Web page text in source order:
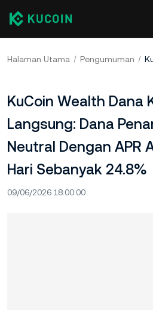
Halaman Utama Pengumuman
KuCoin Wealth Dana
Langsung: Dana
Neutral Dengan APR
Hari Sebanyak 24.8%
09/06/2026 18:00:00